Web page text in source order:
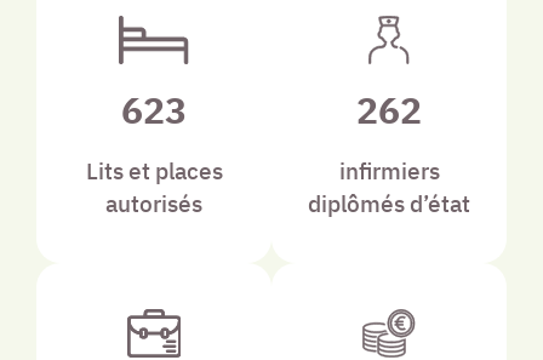
623
Lits et places
autorisés
262
infirmiers
diplômés d’état